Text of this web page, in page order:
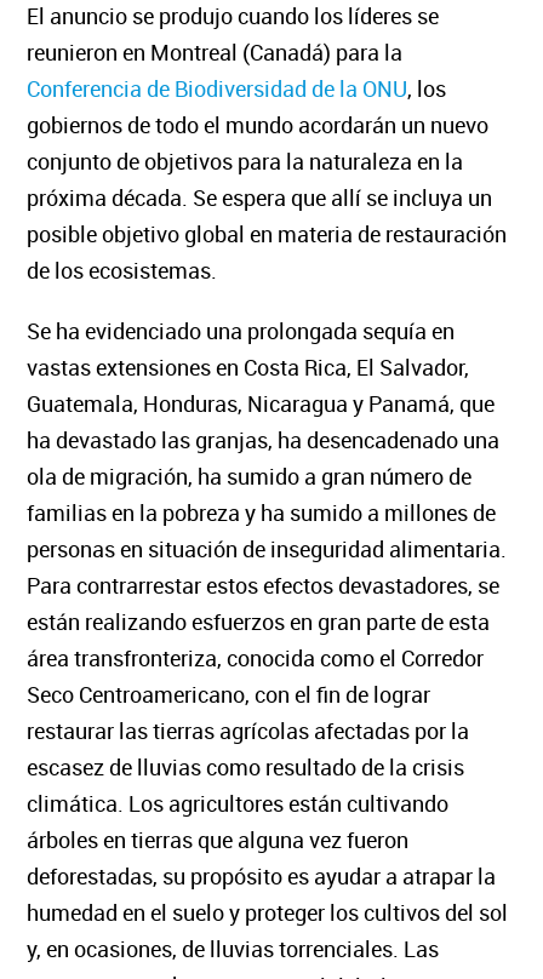
El anuncio se produjo cuando los líderes se
reunieron en Montreal (Canadá) para la
Conferencia de Biodiversidad de la ONU, los
gobiernos de todo el mundo acordarán un nuevo
conjunto de objetivos para la naturaleza en la
próxima década. Se espera que allí se incluya un
posible objetivo global en materia de restauración
de los ecosistemas.
Se ha evidenciado una prolongada sequía en
vastas extensiones en Costa Rica, El Salvador,
Guatemala, Honduras, Nicaragua y Panamá, que
ha devastado las granjas, ha desencadenado una
ola de migración, ha sumido a gran número de
familias en la pobreza y ha sumido a millones de
personas en situación de inseguridad alimentaria.
Para contrarrestar estos efectos devastadores, se
están realizando esfuerzos en gran parte de esta
área transfronteriza, conocida como el Corredor
Seco Centroamericano, con el fin de lograr
restaurar las tierras agrícolas afectadas por la
escasez de lluvias como resultado de la crisis
climática. Los agricultores están cultivando
árboles en tierras que alguna vez fueron
deforestadas, su propósito es ayudar a atrapar la
humedad en el suelo y proteger los cultivos del sol
y, en ocasiones, de lluvias torrenciales. Las